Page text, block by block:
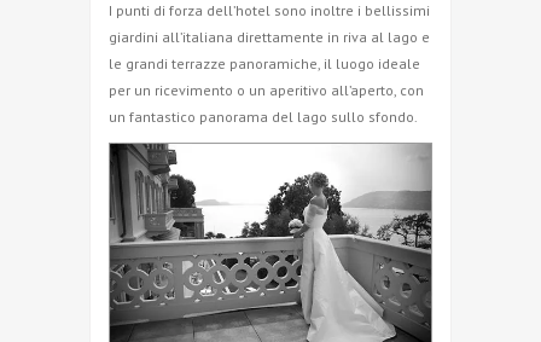
I punti di forza dell’hotel sono inoltre i bellissimi
giardini all’italiana direttamente in riva al lago e
le grandi terrazze panoramiche, il luogo ideale
per un ricevimento o un aperitivo all’aperto, con
un fantastico panorama del lago sullo sfondo.